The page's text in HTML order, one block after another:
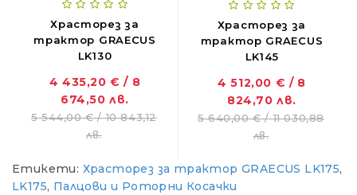
Храсторез за
трактор GRAECUS
LK130
4 435,20 € / 8
674,50 лв.
5 544,00 € / 10 843,12
лв.
Храсторез за
трактор GRAECUS
LK145
4 512,00 € / 8
824,70 лв.
5 640,00 € / 11 030,88
лв.
Етикети: Храсторез за трактор GRAECUS LK175,
LK175, Палцови и Роторни Косачки
ZANON MARLIN SA 160 - за лесна резитба в гъста растителност
01.11.2018